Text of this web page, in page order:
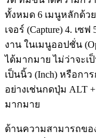
ทั้งหมด 6 เมนูหลักด้ว
เจอร์ (Capture) 4. เซ
งาน ในเมนูออปชั่น
ได้มากมาย ไม่ว่าจะเ
เป็นนิ้ว (Inch) หรือก
อย่างเช่นกดปุ่ม ALT
มากมาย
ด้านความสามารถข